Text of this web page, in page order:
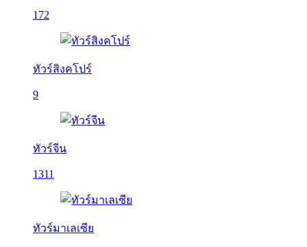
172
ทัวร์สิงคโปร์
9
ทัวร์จีน
1311
ทัวร์มาเลเซีย